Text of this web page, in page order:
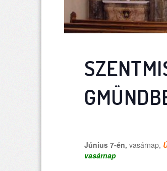
Június 7-én, vasárnap,
vasárnap